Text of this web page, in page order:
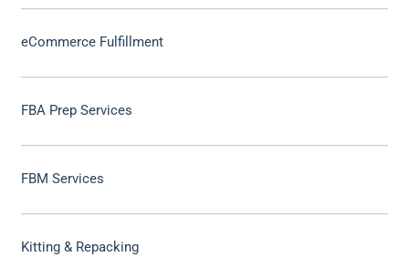
eCommerce Fulfillment
FBA Prep Services
FBM Services
Kitting & Repacking